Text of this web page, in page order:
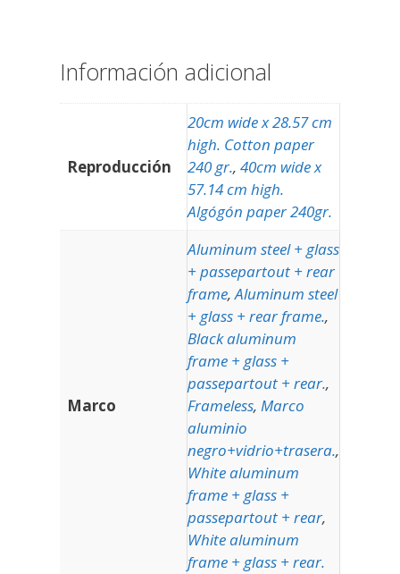
Información adicional
Reproducción
20cm wide x 28.57 cm
high. Cotton paper
240 gr., 40cm wide x
57.14 cm high.
Algógón paper 240gr.
Marco
Aluminum steel + glass
+ passepartout + rear
frame,Aluminum steel
+ glass + rear frame.,
Black aluminum
frame + glass +
passepartout + rear.,
Frameless, Marco
aluminio
negro+vidrio+trasera.,
White aluminum
frame + glass +
passepartout + rear,
White aluminum
frame + glass + rear.